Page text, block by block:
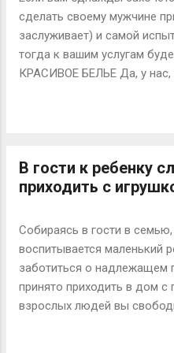
партнера влияют и другие
физическая
образования. Высокий
полное право носить
рост, им не нравятся
сделать своему мужчине
заслуживает) и самой
тогда к вашим услугам
КРАСИВОЕ БЕЛЬЕ Да, у нас,
меньше, чем это
местах. А уж если барышня
СВЕТ К сожалению,
видеть в темноте, как при
мужчина из миллиона. А
ужасно завидуют. Потому
женщин, куда больше
работ, знаете ли... При
В гости к ребенку
приходить с
Собираясь в гости в
воспитывается маленький
заботиться о надлежащем
принято приходить в дом с
взрослых людей вы
осложняется тем, что вы